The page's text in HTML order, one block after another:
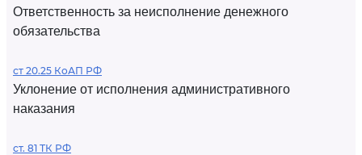
Ответственность за неисполнение денежного
обязательства
ст 20.25 КоАП РФ
Уклонение от исполнения административного
наказания
ст. 81 ТК РФ